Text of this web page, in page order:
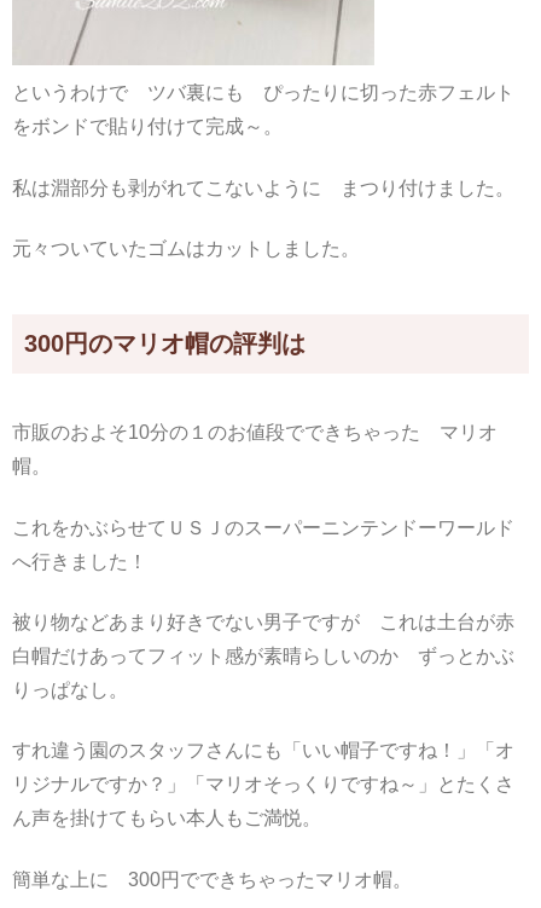
というわけで ツバ裏にも ぴったりに切った赤フェルト
をボンドで貼り付けて完成～。
私は淵部分も剥がれてこないように まつり付けました。
元々ついていたゴムはカットしました。
300円のマリオ帽の評判は
市販のおよそ10分の１のお値段でできちゃった マリオ
帽。
これをかぶらせてＵＳＪのスーパーニンテンドーワールド
へ行きました！
被り物などあまり好きでない男子ですが これは土台が赤
白帽だけあってフィット感が素晴らしいのか ずっとかぶ
りっぱなし。
すれ違う園のスタッフさんにも「いい帽子ですね！」「オ
リジナルですか？」「マリオそっくりですね～」とたくさ
ん声を掛けてもらい本人もご満悦。
簡単な上に 300円でできちゃったマリオ帽。